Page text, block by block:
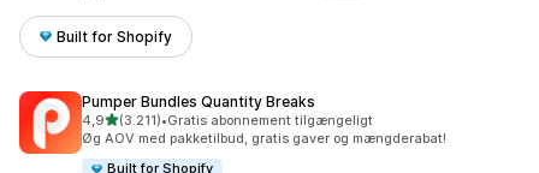
Built for Shopify
Pumper Bundles Quantity Breaks
4,9ud af 5 stjerner
(3.211)
3211 anmeldelser i alt
•Gratis abonnement tilgængeligt
Øg AOV med pakketilbud, gratis gaver og mængderabat!
Built for Shopify